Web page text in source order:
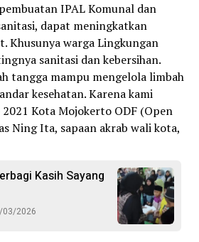
IPAL Komunal dan
dapat meningkatkan
Khusunya warga Lingkungan
sanitasi dan kebersihan.
tangga mampu mengelola limbah
kesehatan. Karena kami
Kota Mojokerto ODF (Open
Ning Ita, sapaan akrab wali kota,
Kasih Sayang
03/2026